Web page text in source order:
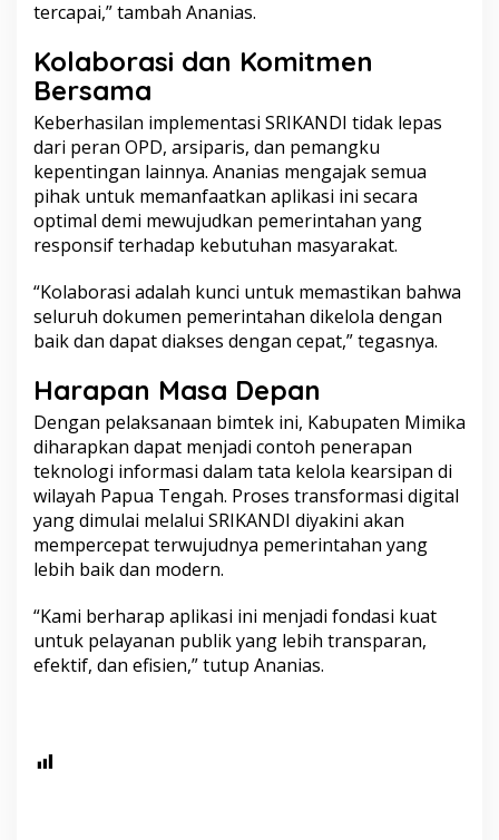
tercapai,” tambah Ananias.
Kolaborasi dan Komitmen
Bersama
Keberhasilan implementasi SRIKANDI tidak lepas
dari peran OPD, arsiparis, dan pemangku
kepentingan lainnya. Ananias mengajak semua
pihak untuk memanfaatkan aplikasi ini secara
optimal demi mewujudkan pemerintahan yang
responsif terhadap kebutuhan masyarakat.
“Kolaborasi adalah kunci untuk memastikan bahwa
seluruh dokumen pemerintahan dikelola dengan
baik dan dapat diakses dengan cepat,” tegasnya.
Harapan Masa Depan
Dengan pelaksanaan bimtek ini, Kabupaten Mimika
diharapkan dapat menjadi contoh penerapan
teknologi informasi dalam tata kelola kearsipan di
wilayah Papua Tengah. Proses transformasi digital
yang dimulai melalui SRIKANDI diyakini akan
mempercepat terwujudnya pemerintahan yang
lebih baik dan modern.
“Kami berharap aplikasi ini menjadi fondasi kuat
untuk pelayanan publik yang lebih transparan,
efektif, dan efisien,” tutup Ananias.